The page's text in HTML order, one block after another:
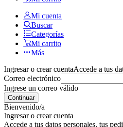
Mi cuenta
Buscar
Categorías
Mi carrito
Más
Ingresar o crear cuentaAccede a tus
Correo electrónico
Ingrese un correo válido
Continuar
Bienvenido/a
Ingresar o crear cuenta
Accede a tus datos personales, tus